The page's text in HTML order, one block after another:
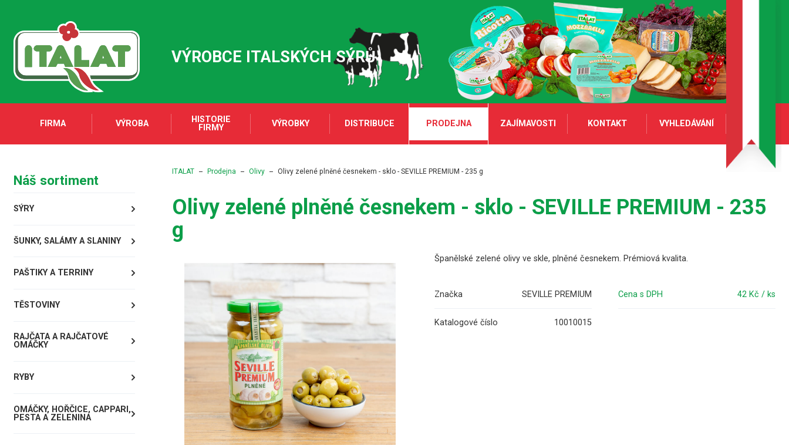
VÝROBCE ITALSKÝCH SÝRŮ
FIRMA VÝROBA
HISTORIE
FIRMY
VÝROBKY DISTRIBUCE PRODEJNA ZAJÍMAVOSTI KONTAKT VYHLEDÁVÁNÍ
Náš sortiment
SÝRY
ŠUNKY, SALÁMY A SLANINY
PAŠTIKY A TERRINY
TĚSTOVINY
RAJČATA A RAJČATOVÉ
OMÁČKY
RYBY
OMÁČKY, HOŘČICE, CAPPARI,
PESTA A ZELENINA
ITALAT Prodejna Olivy Olivy zelené plněné česnekem - sklo - SEVILLE PREMIUM - 235 g
Olivy zelené plněné česnekem - sklo - SEVILLE PREMIUM - 235
g
Španělské zelené olivy ve skle, plněné česnekem. Prémiová kvalita.
Značka SEVILLE PREMIUM
Katalogové číslo 10010015
Cena s DPH 42 Kč / ks